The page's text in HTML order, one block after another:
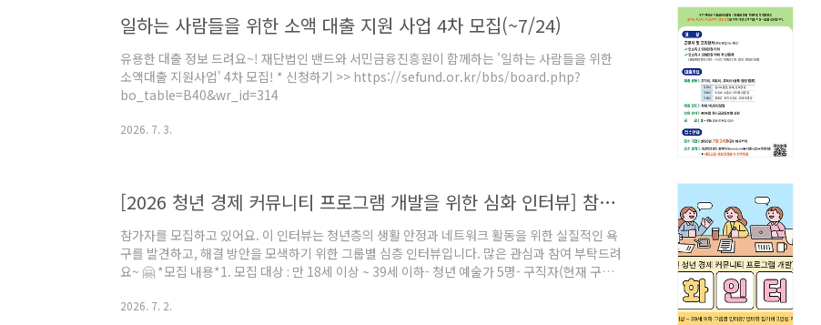
일하는 사람들을 위한 소액 대출 지원 사업 4차 모집(~7/24)
유용한 대출 정보 드려요~! 재단법인 밴드와 서민금융진흥원이 함께하는 '일하는 사람들을 위한
소액대출 지원사업' 4차 모집! * 신청하기 >> https://sefund.or.kr/bbs/board.php?
bo_table=B40&wr_id=314
2026. 7. 3.
[2026 청년 경제 커뮤니티 프로그램 개발을 위한 심화 인터뷰] 참가자 모집
참가자를 모집하고 있어요. 이 인터뷰는 청년층의 생활 안정과 네트워크 활동을 위한 실질적인 욕
구를 발견하고, 해결 방안을 모색하기 위한 그룹별 심층 인터뷰입니다. 많은 관심과 참여 부탁드려
요~ 🤗 *모집 내용*1. 모집 대상 : 만 18세 이상 ~ 39세 이하- 청년 예술가 5명- 구직자(현재 구직활
한 그룹 인터뷰는 개인 인터뷰로 변경될 수 있습니다. 2. 모집 기간- 2026년 7월 12일(일)까지 3.
2026. 7. 2.